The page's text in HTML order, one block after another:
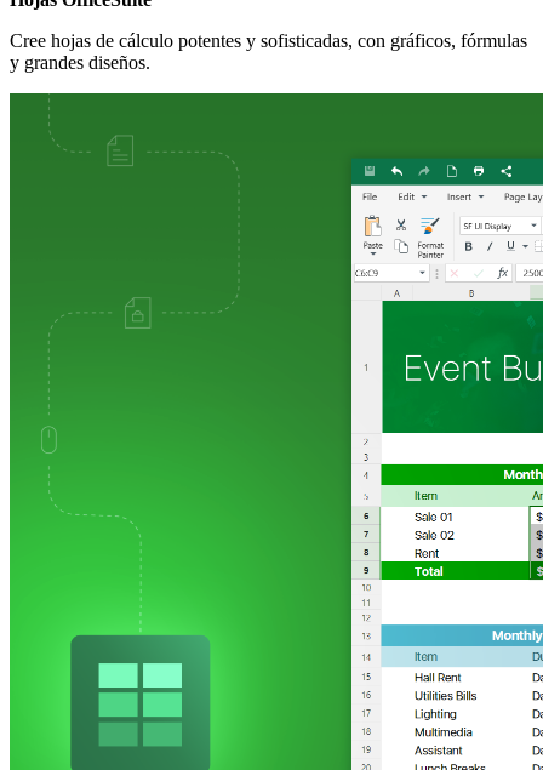
Cree hojas de cálculo potentes y sofisticadas, con gráficos, fórmulas
y grandes diseños.